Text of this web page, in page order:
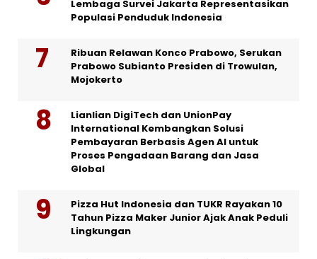
Lembaga Survei Jakarta Representasikan
Populasi Penduduk Indonesia
Ribuan Relawan Konco Prabowo, Serukan
Prabowo Subianto Presiden di Trowulan,
Mojokerto
Lianlian DigiTech dan UnionPay
International Kembangkan Solusi
Pembayaran Berbasis Agen AI untuk
Proses Pengadaan Barang dan Jasa
Global
Pizza Hut Indonesia dan TUKR Rayakan 10
Tahun Pizza Maker Junior Ajak Anak Peduli
Lingkungan